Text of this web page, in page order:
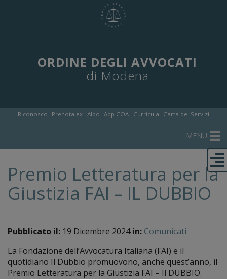
ORDINE DEGLI AVVOCATI
di Modena
Riconosco Prenotalex Albo App COA Curricula Carta dei Servizi
MENU
Premio Letteratura per la
Giustizia FAI – IL DUBBIO
Pubblicato il: 19 Dicembre 2024in: Comunicati
La Fondazione dell’Avvocatura Italiana (FAI) e il
quotidiano Il Dubbio promuovono, anche quest’anno, il
Premio Letteratura per la Giustizia FAI – Il DUBBIO.